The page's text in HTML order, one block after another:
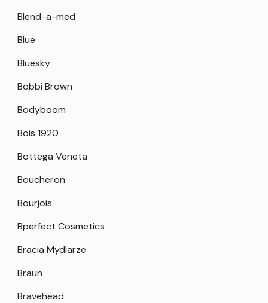
Blend-a-med
Blue
Bluesky
Bobbi Brown
Bodyboom
Bois 1920
Bottega Veneta
Boucheron
Bourjois
Bperfect Cosmetics
Bracia Mydlarze
Braun
Bravehead